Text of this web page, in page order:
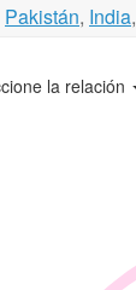
Pakistán, India,